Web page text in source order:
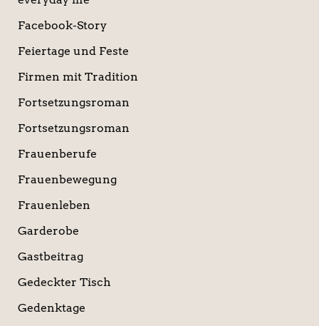
Facebook-Story
Feiertage und Feste
Firmen mit Tradition
Fortsetzungsroman
Fortsetzungsroman
Frauenberufe
Frauenbewegung
Frauenleben
Garderobe
Gastbeitrag
Gedeckter Tisch
Gedenktage